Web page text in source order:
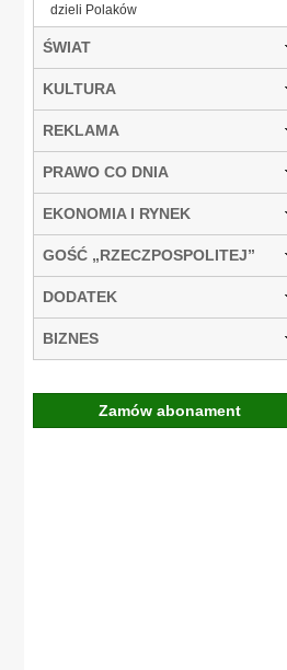
dzieli Polaków
ŚWIAT
KULTURA
REKLAMA
PRAWO CO DNIA
EKONOMIA I RYNEK
GOŚĆ „RZECZPOSPOLITEJ”
DODATEK
BIZNES
Zamów abonament